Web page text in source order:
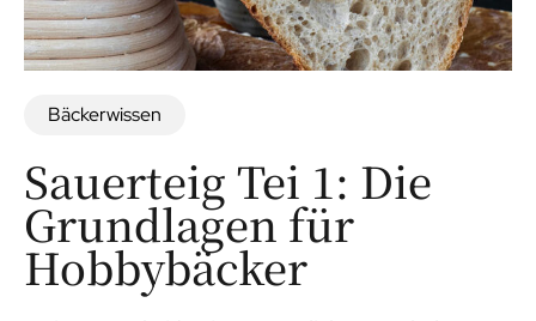
Bäckerwissen
Sauerteig Tei 1: Die
Grundlagen für
Hobbybäcker